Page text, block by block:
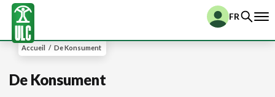
FR
Accueil / De Konsument
De Konsument